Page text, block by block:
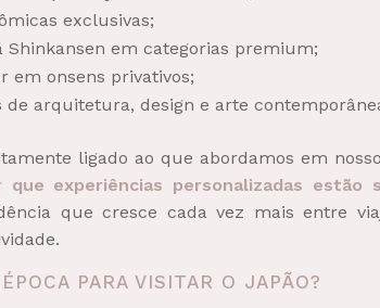
exclusivas;
Shinkansen em categorias premium;
em onsens privativos;
de arquitetura, design e arte
ligado ao que abordamos em
que experiências personalizadas estão
que cresce cada vez mais entre
PARA VISITAR O JAPÃO?